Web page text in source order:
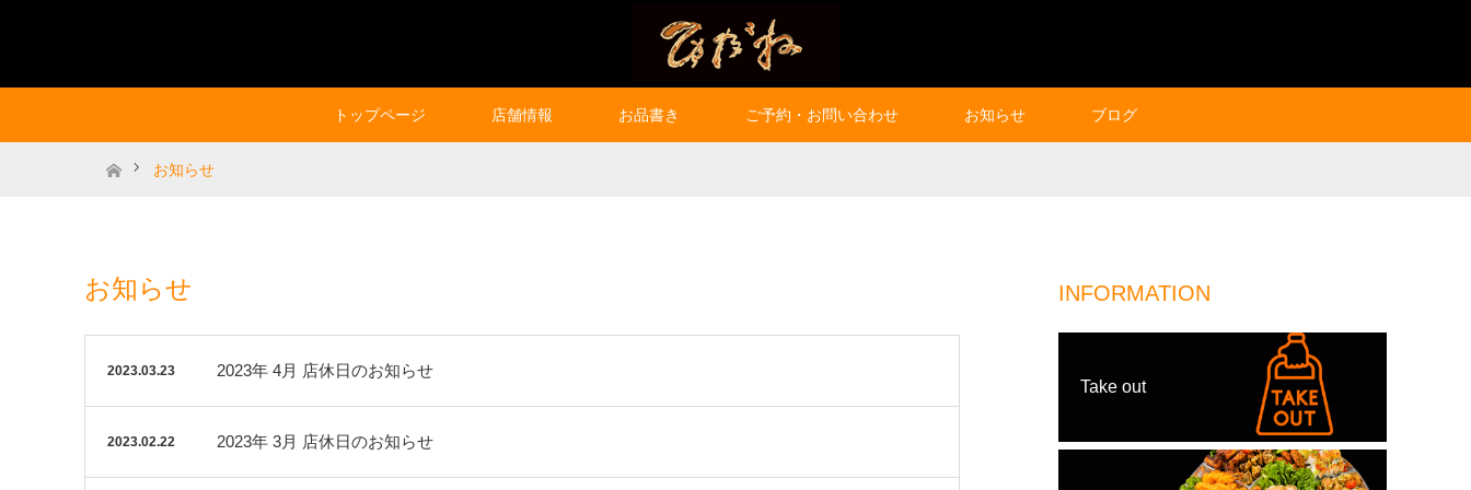
トップページ 店舗情報 お品書き ご予約・お問い合わせ お知らせ ブログ
ホームお知らせ
お知らせ
2023.03.23 2023年 4月 店休日のお知らせ
2023.02.22 2023年 3月 店休日のお知らせ
INFORMATION
Take out